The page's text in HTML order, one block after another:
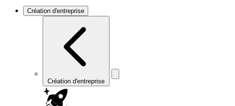
Création d'entreprise
Création d'entreprise